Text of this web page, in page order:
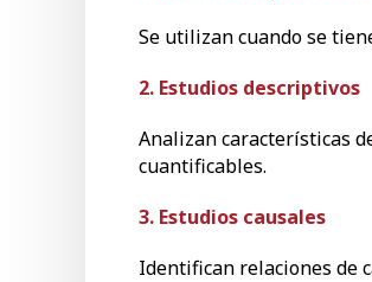
Se utilizan cuando se
2. Estudios descriptivos
Analizan características
cuantificables.
3. Estudios causales
Identifican relaciones de